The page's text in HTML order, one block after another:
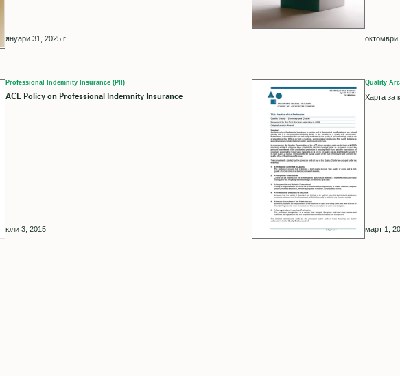
януари 31, 2025 г. октомври
Professional Indemnity Insurance (PII)
ACE Policy on Professional Indemnity Insurance
юли 3, 2015
Quality
Харта за
март 1,